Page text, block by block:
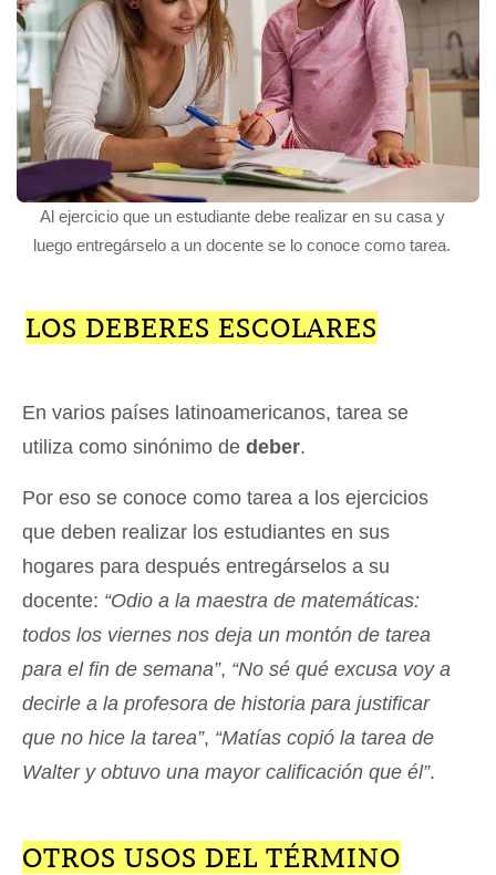
Al ejercicio que un estudiante debe realizar en su casa y
luego entregárselo a un docente se lo conoce como tarea.
LOS DEBERES ESCOLARES
En varios países latinoamericanos, tarea se
utiliza como sinónimo de deber.
Por eso se conoce como tarea a los ejercicios
que deben realizar los estudiantes en sus
hogares para después entregárselos a su
docente: “Odio a la maestra de matemáticas:
todos los viernes nos deja un montón de tarea
para el fin de semana”, “No sé qué excusa voy a
decirle a la profesora de historia para justificar
que no hice la tarea”, “Matías copió la tarea de
Walter y obtuvo una mayor calificación que él”.
OTROS USOS DEL TÉRMINO